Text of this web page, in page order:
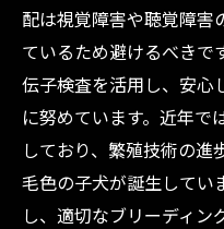
配は視覚障害や聴覚障害
ているため避けるべきで
伝子検査を活用し、安心
に努めています。近年で
しており、繁殖技術の進
毛色の子犬が誕生してい
し、適切なブリーディン